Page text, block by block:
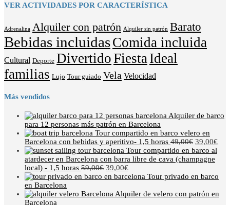
VER ACTIVIDADES POR CARACTERÍSTICA
Adrenalina Alquiler con patrón Alquiler sin patrón Barato
Bebidas incluidasComida incluida
Cultural Deporte DivertidoFiesta Ideal
familias Lujo Tour guiado Vela Velocidad
Más vendidos
Alquiler de barco
para 12 personas más patrón en Barcelona
Tour compartido en barco velero en
Barcelona con bebidas y aperitivo- 1,5 horas 49,00€ 39,00€
Tour compartido en barco al
atardecer en Barcelona con barra libre de cava (champagne
local) - 1,5 horas 59,00€ 39,00€
Tour privado en barco
en Barcelona
Alquiler de velero con patrón en
Barcelona